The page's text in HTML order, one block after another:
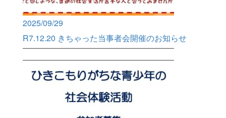
2025/09/29
R7.12.20 きちゃった当事者会開催のお知らせ